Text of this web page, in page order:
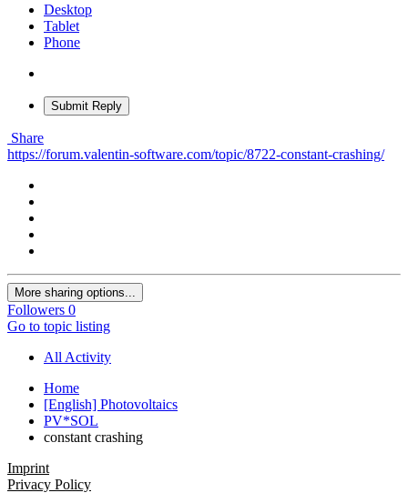
Desktop
Tablet
Phone
Submit Reply
Share
https://forum.valentin-software.com/topic/8722-constant-crashing/
More sharing options...
Followers 0
Go to topic listing
All Activity
Home
[English] Photovoltaics
PV*SOL
constant crashing
Imprint
Privacy Policy